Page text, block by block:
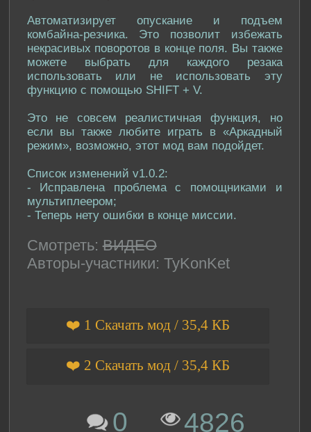
Автоматизирует опускание и подъем
комбайна-резчика. Это позволит избежать
некрасивых поворотов в конце поля. Вы также
можете выбрать для каждого резака
использовать или не использовать эту
функцию с помощью SHIFT + V.
Это не совсем реалистичная функция, но
если вы также любите играть в «Аркадный
режим», возможно, этот мод вам подойдет.
Список изменений v1.0.2:
- Исправлена проблема с помощниками и
мультиплеером;
- Теперь нету ошибки в конце миссии.
Смотреть: ВИДЕО
Авторы-участники: TyKonKet
❤️ 1 Скачать мод / 35,4 КБ
❤️ 2 Скачать мод / 35,4 КБ
0 4826